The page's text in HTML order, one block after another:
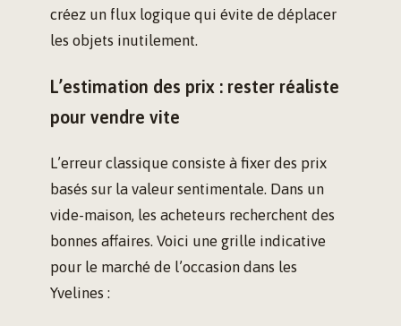
créez un flux logique qui évite de déplacer
les objets inutilement.
L’estimation des prix : rester réaliste
pour vendre vite
L’erreur classique consiste à fixer des prix
basés sur la valeur sentimentale. Dans un
vide-maison, les acheteurs recherchent des
bonnes affaires. Voici une grille indicative
pour le marché de l’occasion dans les
Yvelines :